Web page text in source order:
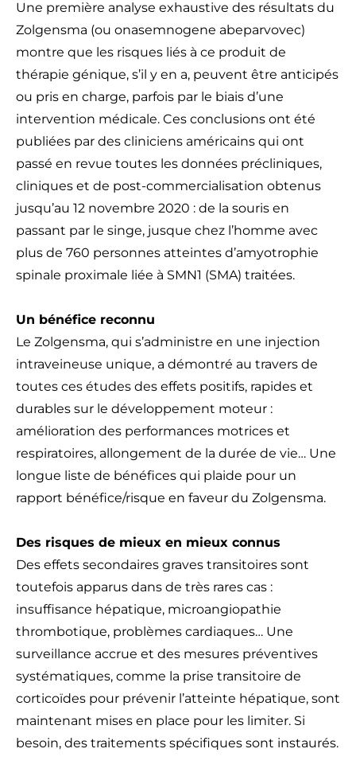
Une première analyse exhaustive des résultats du
Zolgensma (ou onasemnogene abeparvovec)
montre que les risques liés à ce produit de
thérapie génique, s’il y en a, peuvent être anticipés
ou pris en charge, parfois par le biais d’une
intervention médicale. Ces conclusions ont été
publiées par des cliniciens américains qui ont
passé en revue toutes les données précliniques,
cliniques et de post-commercialisation obtenus
jusqu’au 12 novembre 2020 : de la souris en
passant par le singe, jusque chez l’homme avec
plus de 760 personnes atteintes d’amyotrophie
spinale proximale liée à SMN1 (SMA) traitées.
Un bénéfice reconnu
Le Zolgensma, qui s’administre en une injection
intraveineuse unique, a démontré au travers de
toutes ces études des effets positifs, rapides et
durables sur le développement moteur :
amélioration des performances motrices et
respiratoires, allongement de la durée de vie… Une
longue liste de bénéfices qui plaide pour un
rapport bénéfice/risque en faveur du Zolgensma.
Des risques de mieux en mieux connus
Des effets secondaires graves transitoires sont
toutefois apparus dans de très rares cas :
insuffisance hépatique, microangiopathie
thrombotique, problèmes cardiaques… Une
surveillance accrue et des mesures préventives
systématiques, comme la prise transitoire de
corticoïdes pour prévenir l’atteinte hépatique, sont
maintenant mises en place pour les limiter. Si
besoin, des traitements spécifiques sont instaurés.